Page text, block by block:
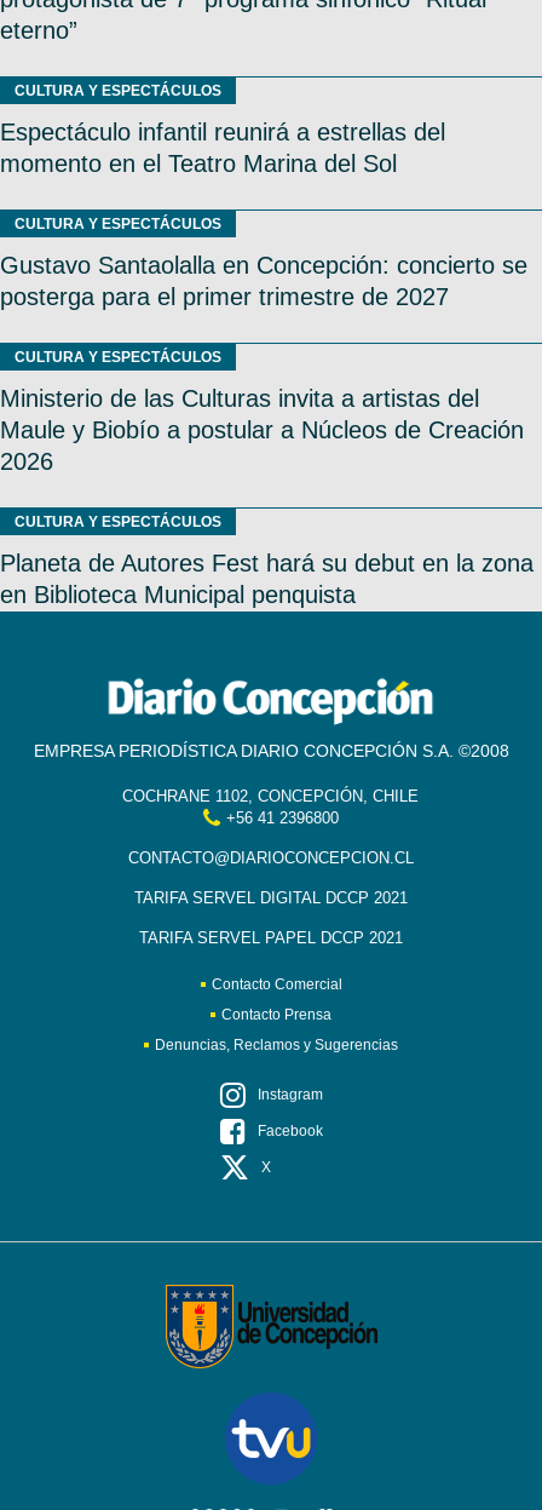
eterno”
CULTURA Y ESPECTÁCULOS
Espectáculo infantil reunirá a estrellas del
momento en el Teatro Marina del Sol
CULTURA Y ESPECTÁCULOS
Gustavo Santaolalla en Concepción: concierto se
posterga para el primer trimestre de 2027
CULTURA Y ESPECTÁCULOS
Ministerio de las Culturas invita a artistas del
Maule y Biobío a postular a Núcleos de Creación
2026
CULTURA Y ESPECTÁCULOS
Planeta de Autores Fest hará su debut en la zona
en Biblioteca Municipal penquista
EMPRESA PERIODÍSTICA DIARIO CONCEPCIÓN S.A. ©2008
COCHRANE 1102, CONCEPCIÓN, CHILE
+56 41 2396800
CONTACTO@DIARIOCONCEPCION.CL
TARIFA SERVEL DIGITAL DCCP 2021
TARIFA SERVEL PAPEL DCCP 2021
Contacto Comercial
Contacto Prensa
Denuncias, Reclamos y Sugerencias
Instagram
Facebook
X